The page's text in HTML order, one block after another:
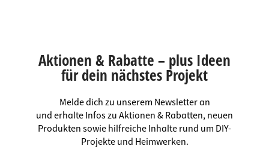
Aktionen & Rabatte – plus Ideen
für dein nächstes Projekt
Melde dich zu unserem Newsletter an
und erhalte Infos zu Aktionen & Rabatten, neuen
Produkten sowie hilfreiche Inhalte rund um DIY-
Projekte und Heimwerken.